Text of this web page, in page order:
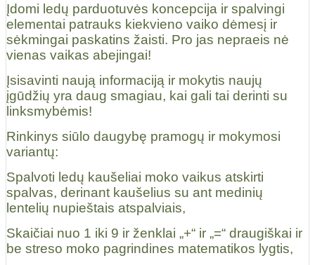
Įdomi ledų parduotuvės koncepcija ir spalvingi
elementai patrauks kiekvieno vaiko dėmesį ir
sėkmingai paskatins žaisti. Pro jas nepraeis nė
vienas vaikas abejingai!
Įsisavinti naują informaciją ir mokytis naujų
įgūdžių yra daug smagiau, kai gali tai derinti su
linksmybėmis!
Rinkinys siūlo daugybę pramogų ir mokymosi
variantų:
Spalvoti ledų kaušeliai moko vaikus atskirti
spalvas, derinant kaušelius su ant medinių
lentelių nupieštais atspalviais,
Skaičiai nuo 1 iki 9 ir ženklai „+“ ir „=“ draugiškai ir
be streso moko pagrindines matematikos lygtis,